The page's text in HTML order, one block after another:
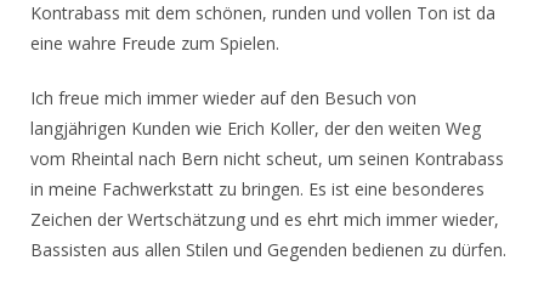
Kontrabass mit dem schönen, runden und vollen Ton ist da
eine wahre Freude zum Spielen.
Ich freue mich immer wieder auf den Besuch von
langjährigen Kunden wie Erich Koller, der den weiten Weg
vom Rheintal nach Bern nicht scheut, um seinen Kontrabass
in meine Fachwerkstatt zu bringen. Es ist eine besonderes
Zeichen der Wertschätzung und es ehrt mich immer wieder,
Bassisten aus allen Stilen und Gegenden bedienen zu dürfen.